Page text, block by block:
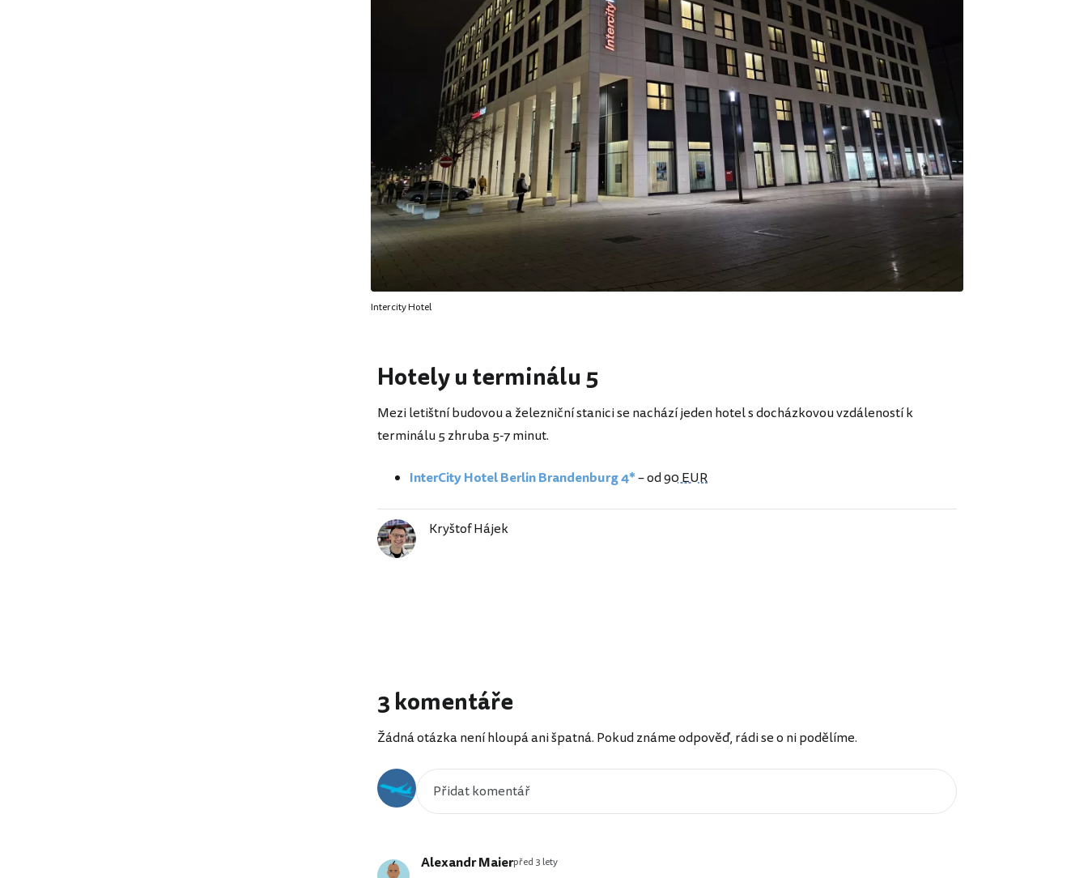
Intercity Hotel
Hotely u terminálu 5
Mezi letištní budovou a železniční stanici se nachází jeden hotel s docházkovou vzdáleností k
terminálu 5 zhruba 5-7 minut.
InterCity Hotel Berlin Brandenburg 4*– od90 EUR
Kryštof Hájek
3 komentáře
Žádná otázka není hloupá ani špatná. Pokud známe odpověď, rádi se o ni podělíme.
Alexandr Maierpřed 3 lety